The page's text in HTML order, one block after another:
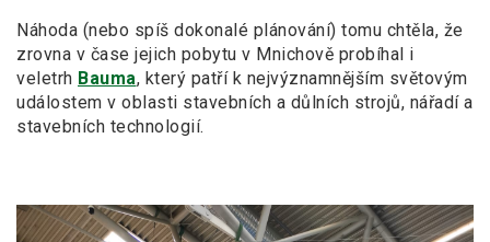
Náhoda (nebo spíš dokonalé plánování) tomu chtěla, že
zrovna v čase jejich pobytu v Mnichově probíhal i
veletrh Bauma, který patří k nejvýznamnějším světovým
událostem v oblasti stavebních a důlních strojů, nářadí a
stavebních technologií.